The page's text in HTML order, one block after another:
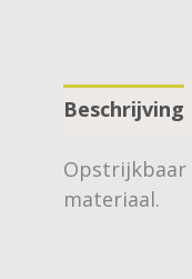
Beschrijving
Opstrijkbaar
materiaal.